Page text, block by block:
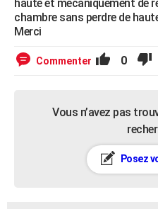
haute et mecaniquement de
chambre sans perdre de
Merci
Commenter 0
Vous n’avez pas
Posez